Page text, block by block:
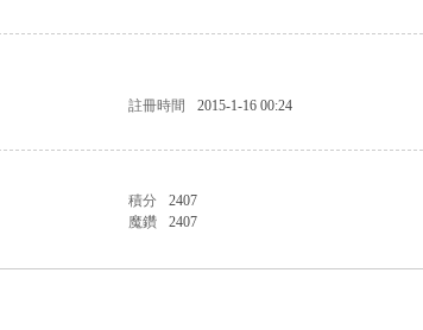
註冊時間 2015-1-16 00:24
積分 2407
魔鑽 2407